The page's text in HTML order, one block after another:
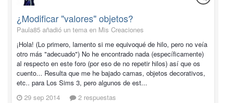
¿Modificar "valores" objetos?
Paula85 añadió un tema en Mis Creaciones
¡Hola! (Lo primero, lamento si me equivoqué de hilo, pero no veía
otro más "adecuado") No he encontrado nada (específicamente)
al respecto en este foro (por eso de no repetir hilos) así que os
cuento... Resulta que me he bajado camas, objetos decorativos,
etc.. para Los Sims 3, pero algunos de est...
29 sep 2014
2 respuestas